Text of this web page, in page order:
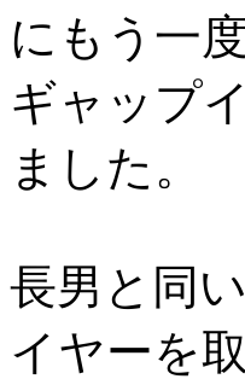
にもう一
ギャップ
ました。
長男と同
イヤーを